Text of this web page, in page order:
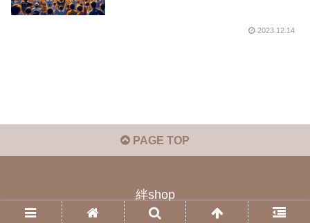
2023.12.14
PAGE TOP
絆shop
© 2023 絆shop.